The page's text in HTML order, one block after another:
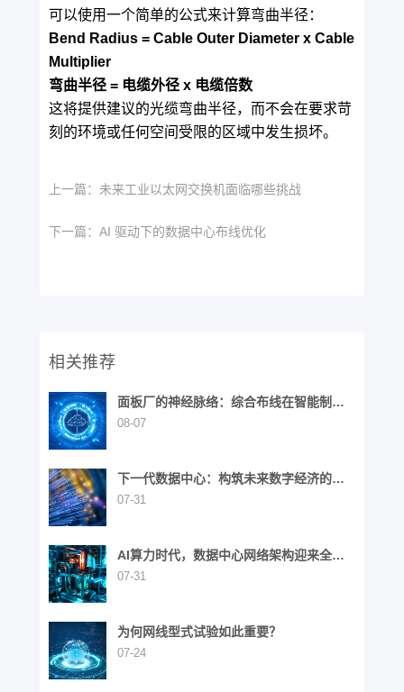
可以使用一个简单的公式来计算弯曲半径：
Bend Radius = Cable Outer Diameter x Cable
Multiplier
弯曲半径 = 电缆外径 x 电缆倍数
这将提供建议的光缆弯曲半径，而不会在要求苛
刻的环境或任何空间受限的区域中发生损坏。
上一篇： 未来工业以太网交换机面临哪些挑战
下一篇： AI 驱动下的数据中心布线优化
相关推荐
面板厂的神经脉络：综合布线在智能制造
中的战略价值
08-07
下一代数据中心：构筑未来数字经济的基
石
07-31
AI算力时代，数据中心网络架构迎来全面
演进
07-31
为何网线型式试验如此重要？
07-24